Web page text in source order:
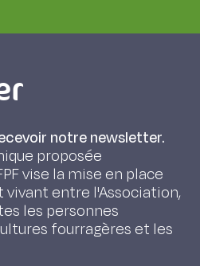
notre newsletter.
proposée
vise la mise en place
vivant entre l'Association,
les personnes
fourragères et les